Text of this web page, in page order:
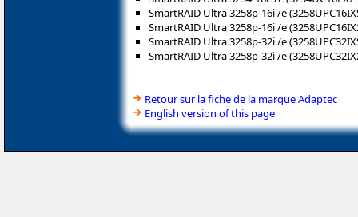
SmartRAID Ultra 3258p-16i /e
SmartRAID Ultra 3258p-16i /e
SmartRAID Ultra 3258p-32i /e
SmartRAID Ultra 3258p-32i /e
Retour sur la fiche de la marque Adaptec
English version of this page